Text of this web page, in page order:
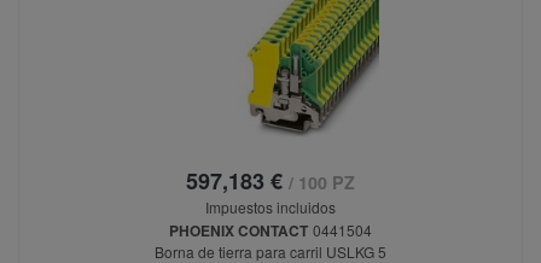
597,183 € / 100 PZ
Impuestos incluidos
PHOENIX CONTACT 0441504
Borna de tierra para carril USLKG 5